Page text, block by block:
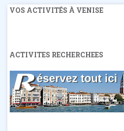
VOS ACTIVITÉS À VENISE
ACTIVITES RECHERCHEES